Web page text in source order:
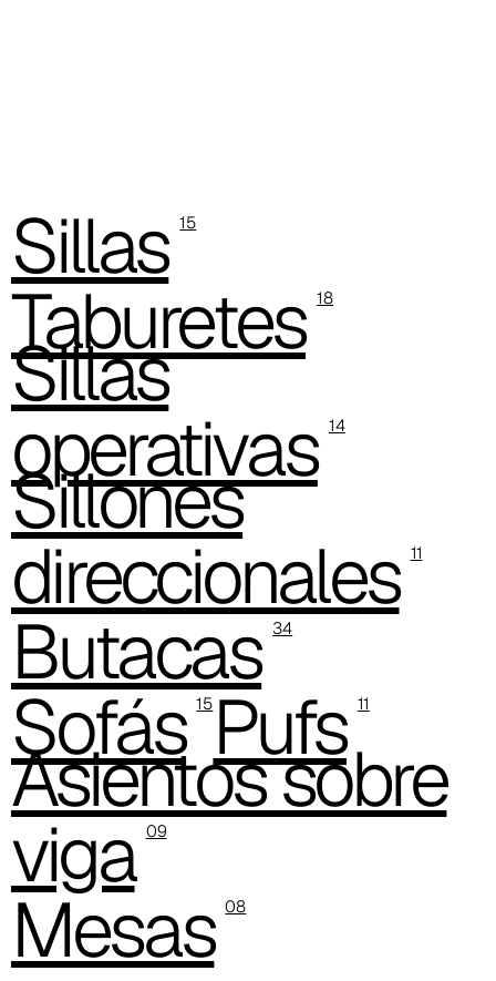
C 45F
C 46F
C 48F
C 49F
C 50F
Sillas 15
Taburetes 18
Sillas
operativas 14
Sillones
direccionales 11
Butacas 34
Sofás 15Pufs 11
Asientos sobre
viga 09
Mesas 08